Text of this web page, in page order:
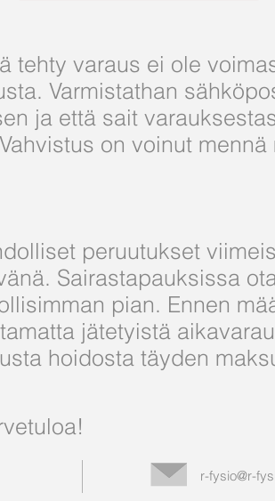
tehty varaus ei ole
Varmistathan
ja että sait
on voinut mennä
peruutukset
Sairastapauksissa
pian. Ennen
jätetyistä
hoidosta täyden
r-fysio@r-